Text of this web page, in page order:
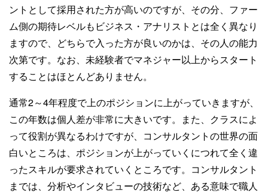
ントとして採用された方が高いのですが、その分、ファー
ム側の期待レベルもビジネス・アナリストとは全く異なり
ますので、どちらで入った方が良いのかは、その人の能力
次第です。なお、未経験者でマネジャー以上からスタート
することはほとんどありません。
通常2～4年程度で上のポジションに上がっていきますが、
この年数は個人差が非常に大きいです。また、クラスによ
って役割が異なるわけですが、コンサルタントの世界の面
白いところは、ポジションが上がっていくにつれて全く違
ったスキルが要求されていくところです。コンサルタント
までは、分析やインタビューの技術など、ある意味で職人